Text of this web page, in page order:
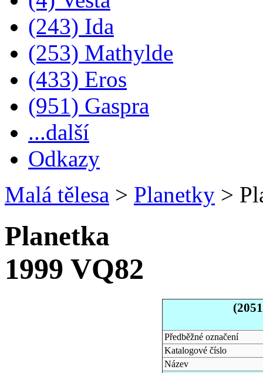
(243) Ida
(253) Mathylde
(433) Eros
(951) Gaspra
...další
Odkazy
Malá tělesa > Planetky >
Planetka
1999 VQ82
Předběžné označení
Katalogové číslo
Název